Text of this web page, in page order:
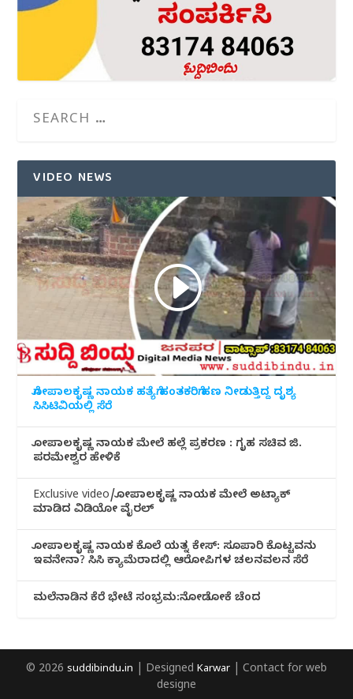
VIDEO NEWS
ಗೋಪಾಲಕೃಷ್ಣ ನಾಯಕ ಹತ್ಯೆಗೆ ಹಂತಕರಿಗೆ ಹಣ ನೀಡುತ್ತಿದ್ದ ದೃಶ್ಯ
ಸಿಸಿಟಿವಿಯಲ್ಲಿ ಸೆರೆ
ಗೋಪಾಲಕೃಷ್ಣ ನಾಯಕ ಮೇಲೆ ಹಲ್ಲೆ ಪ್ರಕರಣ : ಗೃಹ ಸಚಿವ ಜಿ.
ಪರಮೇಶ್ವರ ಹೇಳಿಕೆ
Exclusive video/ಗೋಪಾಲಕೃಷ್ಣ ನಾಯಕ ಮೇಲೆ ಅಟ್ಯಾಕ್
ಮಾಡಿದ ವಿಡಿಯೋ ವೈರಲ್
ಗೋಪಾಲಕೃಷ್ಣ ನಾಯಕ ಕೊಲೆ ಯತ್ನ ಕೇಸ್: ಸೂಪಾರಿ ಕೊಟ್ಟವನು
ಇವನೇನಾ? ಸಿಸಿ ಕ್ಯಾಮೆರಾದಲ್ಲಿ ಆರೋಪಿಗಳ ಚಲನವಲನ ಸೆರೆ
ಮಲೆನಾಡಿ‌ನ ಕೆರೆ ಭೇಟೆ ಸಂಭ್ರಮ:ನೋಡೋಕೆ ಚೆಂದ
© 2026 suddibindu.in | Designed Karwar | Contact for web
designe